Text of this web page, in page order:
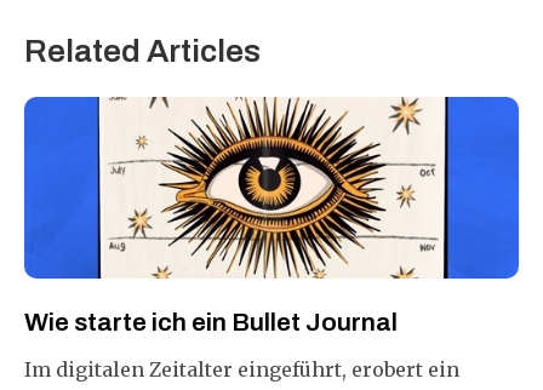
Related Articles
Wie starte ich ein Bullet Journal
Im digitalen Zeitalter eingeführt, erobert ein